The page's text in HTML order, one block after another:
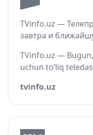
TVinfo.uz —
завтра и
TVinfo.uz —
uchun to‘liq
tvinfo.uz